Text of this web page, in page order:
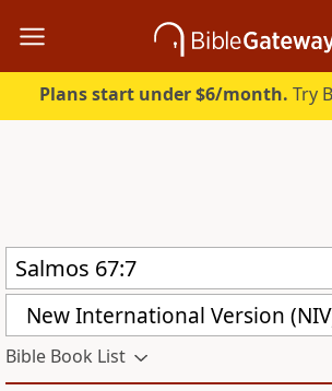
Plans start under $6/month. Try
New International Version
Bible Book List